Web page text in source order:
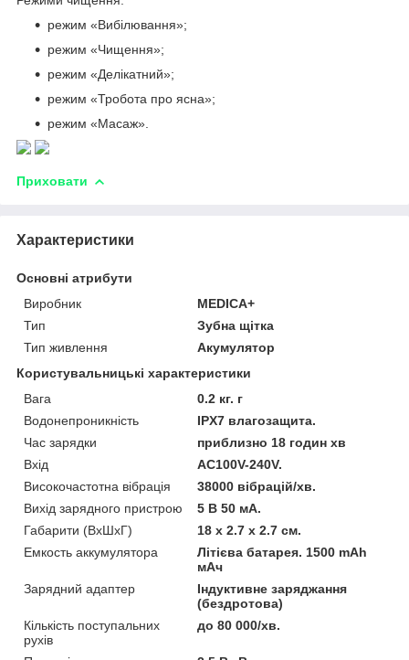
режим «Вибілювання»;
режим «Чищення»;
режим «Делікатний»;
режим «Тробота про ясна»;
режим «Масаж».
Приховати
Характеристики
Основні атрибути
Виробник
MEDICA+
Тип
Зубна щітка
Тип живлення
Акумулятор
Користувальницькі характеристики
Вага
0.2 кг. г
Водонепроникність
IPX7 влагозащита.
Час зарядки
приблизно 18 годин хв
Вхід
AC100V-240V.
Високочастотна вібрація
38000 вібрацій/хв.
Вихід зарядного пристрою
5 В 50 мА.
Габарити (ВхШхГ)
18 х 2.7 х 2.7 см.
Емкость аккумулятора
Літієва батарея. 1500 mAh
мАч
Зарядний адаптер
Індуктивне заряджання
(бездротова)
Кількість поступальних
рухів
до 80 000/хв.